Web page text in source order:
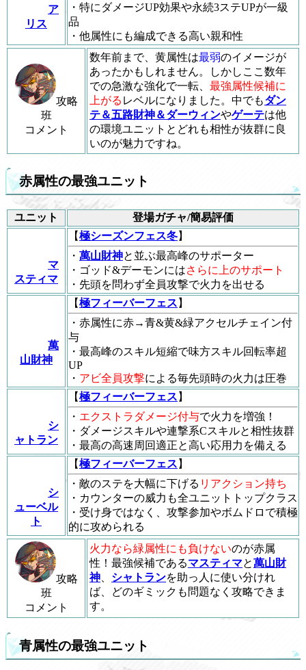
ア
リス
・特にダメージUP効果や永続3ステUPが一級
品
・他属性にも編成できる高い親和性
攻略
班
コメント
数年前まで、黄属性は最弱のイメージが
あったかもしれません。しかしここ数年
での急激な強化で一転、 最強属性候補に
上がる レベルになりました。中でもダン
テ＆五路財神＆ダーウィンやゲーテは他
の環境ユニットとどれも相性が抜群に良
いのが魅力ですね。
赤属性の最強ユニット
ユニット 登場ガチャ/簡易評価
マ
スティマ
【極シーズンフェス冬】
・ 萬山財神と並ぶ最高峰のサポーター
・ゴッド&デーモンにはさらに上のサポート
・先頭を問わず全員攻撃で火力を出せる
萬
山財神
【極フィーバーフェス 】
・赤属性に赤→青&黄&緑アクセルチェイン付
与
・最高峰のスキル短縮で味方スキル回転率超
UP
・ アビ全員攻撃による毎先頭時の火力は圧巻
シ
ャトラン
【極フィーバーフェス 】
・ エクストラダメージ付与で火力を増強！
・ダメージスキルや連撃系Cスキルと相性抜群
・最高の高速周回適正と高い応用力を備える
シ
ューベル
ト
【極フィーバーフェス 】
・敵のステを大幅に下げる リアクション持ち
・カウンターの威力も全ユニットトップクラス
・受け身ではなく、攻撃参加やボムドロで積極
的に攻められる
攻略
班
コメント
火力なら緑属性にも負けないのが赤属
性！最強候補であるマスティマと萬山財
神
シャトランを助っ人に使い分けれ
ば、どのギミックも問題なく攻略できま
す。
青属性の最強ユニット